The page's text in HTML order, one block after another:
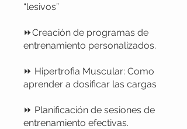
“lesivos”
⏩Creación de programas de
entrenamiento personalizados.
⏩ Hipertrofia Muscular: Como
aprender a dosificar las cargas
⏩ Planificación de sesiones de
entrenamiento efectivas.